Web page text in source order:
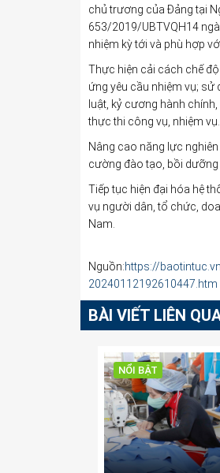
chủ trương của Đảng tại
653/2019/UBTVQH14
nhiệm kỳ tới và phù hợp
Thực hiện cải cách chế
ứng yêu cầu nhiệm vụ; sử
luật, kỷ cương hành
thực thi công vụ, nhiệm vụ.
Nâng cao năng lực
cường đào tạo, bồi dưỡng
Tiếp tục hiện đại hóa hệ
vụ người dân, tổ chức,
Nam.
Nguồn:https://
20240112192610447.htm
BÀI VIẾT LIÊN
NỔI BẬT